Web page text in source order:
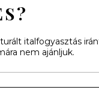
italfogyasztás
nem ajánljuk.